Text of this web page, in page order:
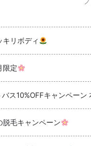
キリボディ
限定
ス10%OFFキャンペーン
脱毛キャンペーン